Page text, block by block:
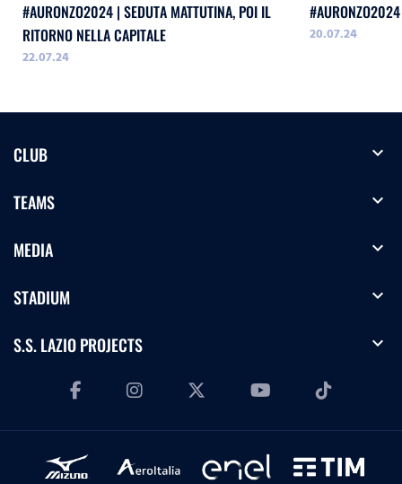
#AURONZO2024 | SEDUTA MATTUTINA, POI IL
RITORNO NELLA CAPITALE
22.07.24
20.07.24
CLUB expand_more
TEAMS expand_more
MEDIA expand_more
STADIUM expand_more
S.S. LAZIO PROJECTS expand_more